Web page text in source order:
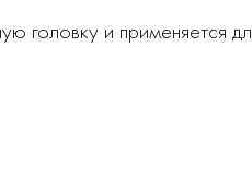
головку и применяется